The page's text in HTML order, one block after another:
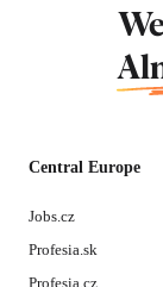
Central Europe
Jobs.cz
Profesia.sk
Profesia.cz